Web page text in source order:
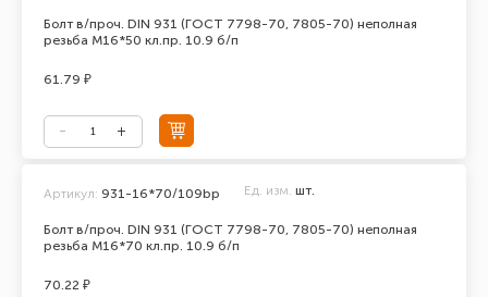
Болт в/проч. DIN 931 (ГОСТ 7798-70, 7805-70) неполная
резьба М16*50 кл.пр. 10.9 б/п
61.79 ₽
Болт в/проч. DIN 931 (ГОСТ 7798-70, 7805-70) неполная
резьба М16*70 кл.пр. 10.9 б/п
Артикул: 931-16*70/109bp Ед. изм. шт.
70.22 ₽